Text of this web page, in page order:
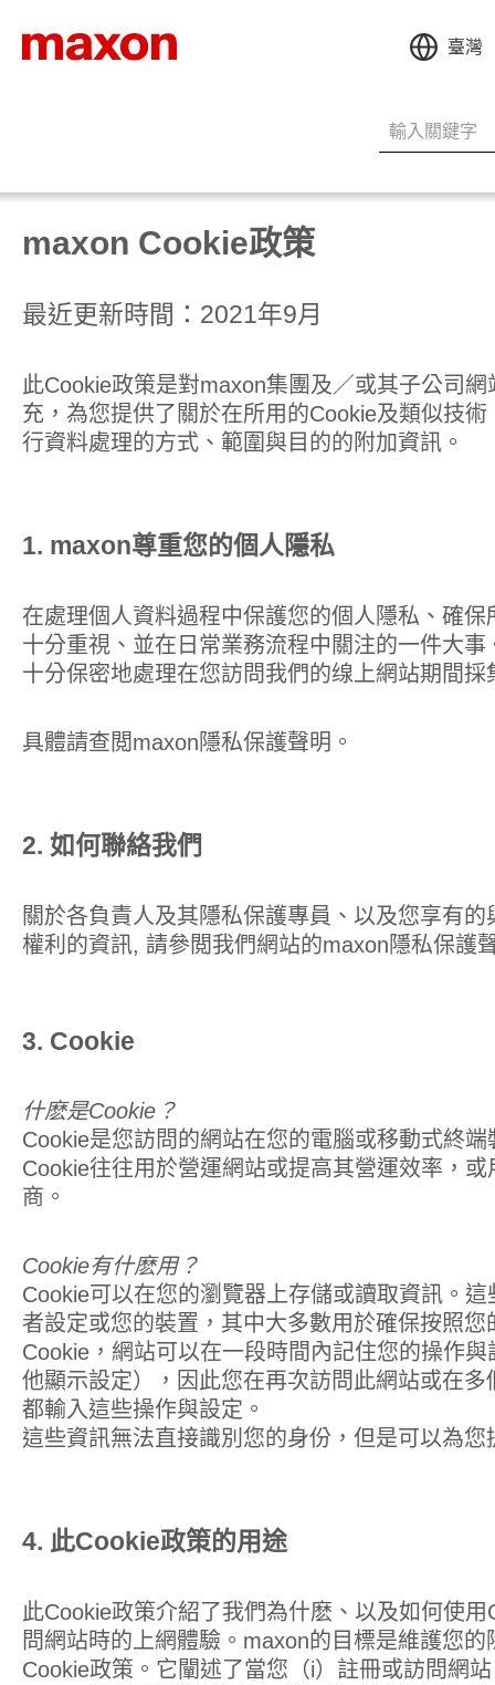
臺灣
maxon Cookie政策
最近更新時間：2021年9月
此Cookie政策是對maxon集團及／或其子公司
充，為您提供了關於在所用的Cookie及類似技
行資料處理的方式、範圍與目的的附加資訊。
1. maxon尊重您的個人隱私
在處理個人資料過程中保護您的個人隱私、確
十分重視、並在日常業務流程中關注的一件大
十分保密地處理在您訪問我們的缐上網站期間採
具體請查閲maxon隱私保護聲明。
2. 如何聯絡我們
關於各負責人及其隱私保護專員、以及您享有
權利的資訊, 請參閲我們網站的maxon隱私保護
3. Cookie
什麽是Cookie？
Cookie是您訪問的網站在您的電腦或移動式終
Cookie往往用於營運網站或提高其營運效率，
商。
Cookie有什麽用？
Cookie可以在您的瀏覽器上存儲或讀取資訊。
者設定或您的裝置，其中大多數用於確保按照
Cookie，網站可以在一段時間內記住您的操作
他顯示設定），因此您在再次訪問此網站或在
都輸入這些操作與設定。
這些資訊無法直接識別您的身份，但是可以為
4. 此Cookie政策的用途
此Cookie政策介紹了我們為什麽、以及如何使
問網站時的上網體驗。maxon的目標是維護您
Cookie政策。它闡述了當您（i）註冊或訪問網